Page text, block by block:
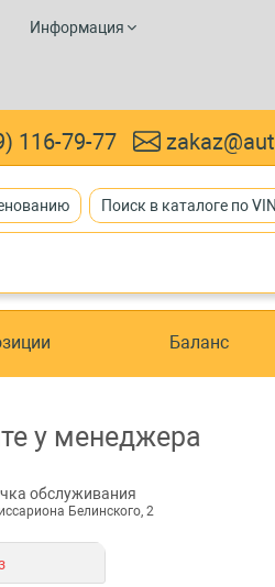
Информация
116-79-77
Поиск в каталоге по
Баланс
у менеджера
обслуживания
Белинского, 2